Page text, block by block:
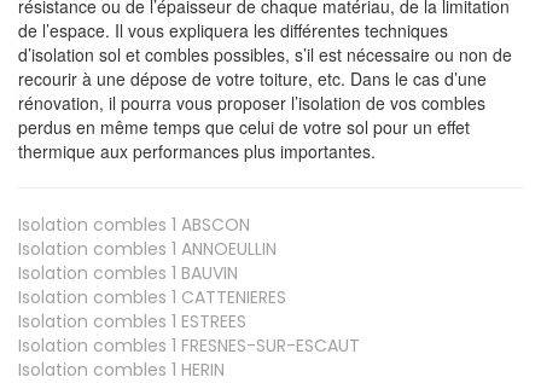
résistance ou de l’épaisseur de chaque matériau, de la limitation
de l’espace. Il vous expliquera les différentes techniques
d’isolation sol et combles possibles, s’il est nécessaire ou non de
recourir à une dépose de votre toiture, etc. Dans le cas d’une
rénovation, il pourra vous proposer l’isolation de vos combles
perdus en même temps que celui de votre sol pour un effet
thermique aux performances plus importantes.
Isolation combles 1 ABSCON
Isolation combles 1 ANNOEULLIN
Isolation combles 1 BAUVIN
Isolation combles 1 CATTENIERES
Isolation combles 1 ESTREES
Isolation combles 1 FRESNES-SUR-ESCAUT
Isolation combles 1 HERIN